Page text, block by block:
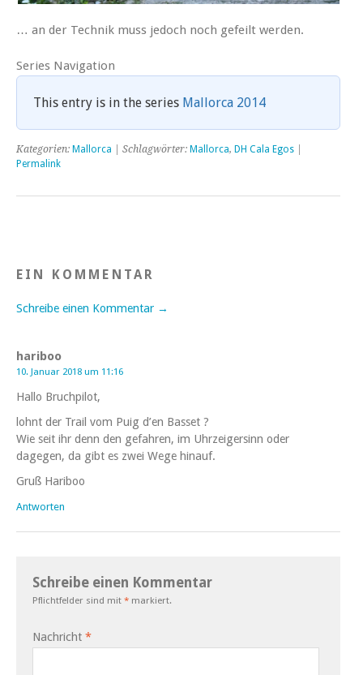
… an der Technik muss jedoch noch gefeilt werden.
Series Navigation
This entry is in the series Mallorca 2014
Kategorien: Mallorca | Schlagwörter: Mallorca, DH Cala Egos
Permalink
EIN KOMMENTAR
Schreibe einen Kommentar →
hariboo
10. Januar 2018 um 11:16
Hallo Bruchpilot,
lohnt der Trail vom Puig d’en Basset ?
Wie seit ihr denn den gefahren, im Uhrzeigersinn oder
dagegen, da gibt es zwei Wege hinauf.
Gruß Hariboo
Antworten
Schreibe einen Kommentar
Pflichtfelder sind mit * markiert.
Nachricht *